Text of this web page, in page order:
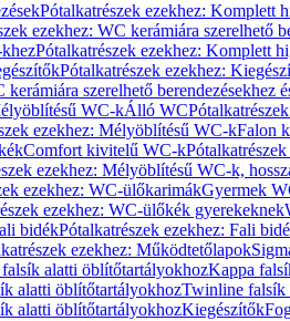
Pótalkatrészek ezekhez: Komplett
ezekhez: WC kerámiára szerelhető
Pótalkatrészek ezekhez: Komplett
Pótalkatrészek ezekhez:
kerámiára szerelhető berendezésekhez
WC-kÁlló WC
ezekhez: Mélyöblítésű WC-kFalon
Comfort kivitelű WC-k
ezekhez: Mélyöblítésű WC-k,
ezekhez: WC-ülőkarimákGyermek
ezekhez: WC-ülőkék gyerekeknek
bidékPótalkatrészek ezekhez: Fali
ezekhez: Működtetőlapok
alatti öblítőtartályokhozKappa
alatti öblítőtartályokhozTwinline falsík
alatti öblítőtartályokhozKiegészítők